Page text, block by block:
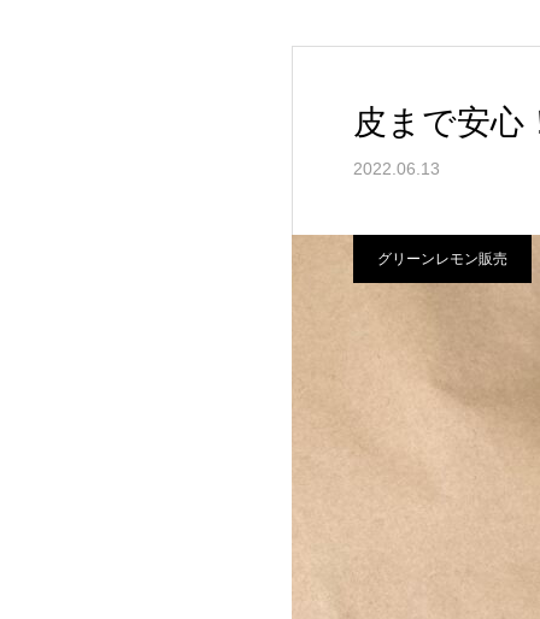
皮まで安心
2022.06.13
グリーンレモン販売